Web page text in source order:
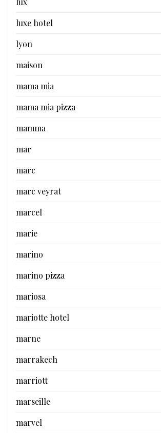
luxe hotel
lyon
maison
mama mia
mama mia pizza
mamma
mar
marc
marc veyrat
marcel
marie
marino
marino pizza
mariosa
mariotte hotel
marne
marrakech
marriott
marseille
marvel